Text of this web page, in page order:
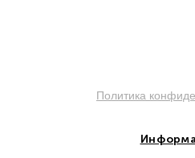
Политика